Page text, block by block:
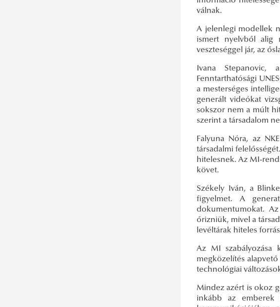
válnak.
A jelenlegi modellek
ismert nyelvből alig
veszteséggel jár, az
Ivana Stepanovic,
Fenntarthatósági
a mesterséges
generált videókat
sokszor nem a múlt
szerint a társadalom
Falyuna Nóra, az
társadalmi
hitelesnek. Az MI-
követ.
Székely Iván, a
figyelmet. A
dokumentumokat.
őrizniük, mivel a
levéltárak hiteles
Az MI szabályozása
megközelítés
technológiai
Mindez azért is okoz
inkább az emberek